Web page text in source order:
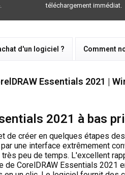
téléchargement immédiat.
d'un logiciel ? Comment
Essentials 2021 |
2021 à bas
de créer en quelques étapes
une interface extrêmement
peu de temps. L'excellent
de CorelDRAW Essentials